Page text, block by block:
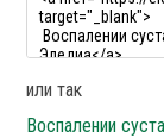
или так
Воспалении